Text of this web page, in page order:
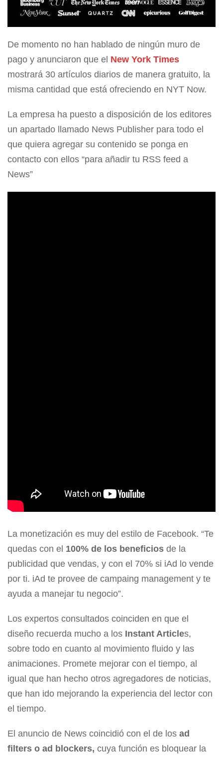
De momento no han hablado de ningún muro de
pago y anunciaron que el New York Times
mostrará 30 artículos diarios de manera gratuito, la
misma cantidad que está ofreciendo en NYT Now.
La empresa ha puesto a disposición de los editores
un apartado llamado News Publisher para todo el
que quiera agregar su contenido se ponga en
contacto con ellos “para añadir tu RSS feed a
News”
La monetización es muy del estilo de Facebook. “Te
quedas con el 100% de los beneficios de la
publicidad que vendas, y con el 70% si iAd lo vende
por ti. iAd te provee de campaing management y te
ayuda a manejar tu negocio”.
Los expertos consultados coinciden en que el
diseño recuerda mucho a los Instant Articles,
sobre todo en cuanto al movimiento fluido y las
animaciones. Promete mejorar con el tiempo, al
igual que han hecho otros agregadores de noticias,
que han ido mejorando la experiencia del lector con
el tiempo.
El anuncio de News coincidió con el de los ad
filters o ad blockers, cuya función es bloquear la